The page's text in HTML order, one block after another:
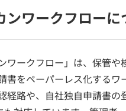
ンワークフローに
ワークフロー」は、保管
書をペーパーレス化するワ
経路や、自社独自申請書の